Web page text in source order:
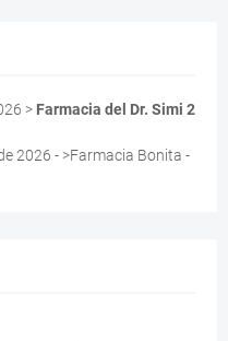
> Farmacia del Dr. Simi 2
2026 - >Farmacia Bonita -